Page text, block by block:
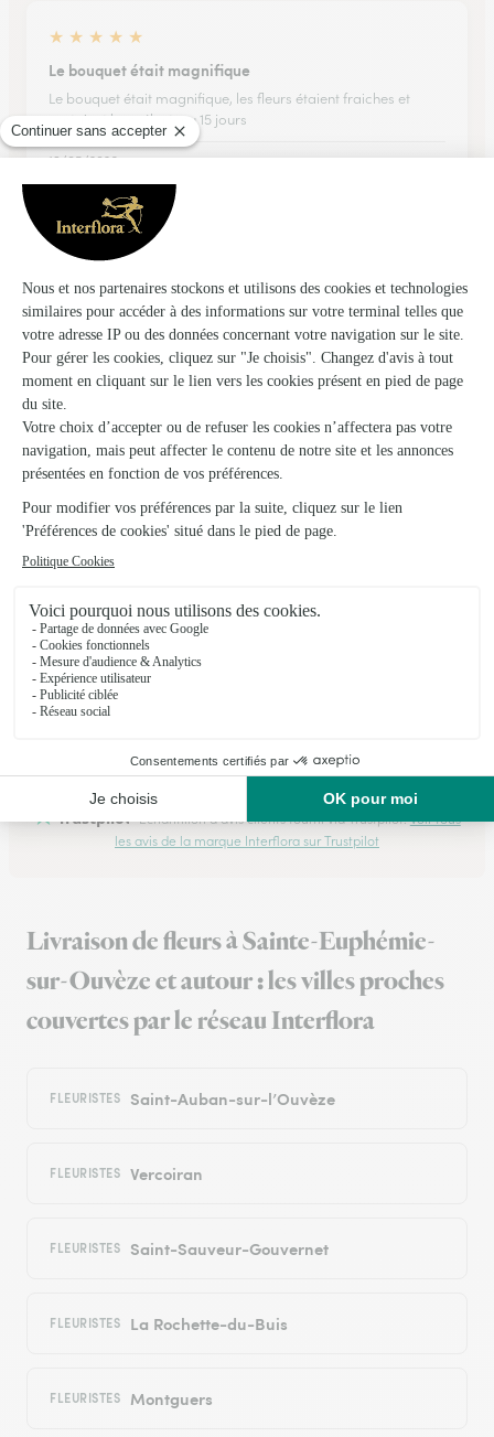
★ ★ ★ ★ ★
Le bouquet était magnifique
Le bouquet était magnifique, les fleurs étaient fraiches et
sentaient bons.Il a tenu 15 jours
19/05/2026
★
★
Très satisfaite de ma commande Très beau bouquet de fleurs
accompagné de sa bouteille de champagne Belle
présentation
06/01/2026
★ ★ ★ ★ ★
Très bien passé
Très bien passé
14/02/2026
★ ★ ★ ★ ★
C'est clair
C'est clair, net et précis !
Trustpilot Échantillon d'avis clients fourni via Trustpilot.Voir tous
les avis de la marque Interflora sur Trustpilot
Livraison de fleurs à Sainte-Euphémie-
sur-Ouvèze et autour : les villes proches
couvertes par le réseau Interflora
FLEURISTES Saint-Auban-sur-l’Ouvèze
FLEURISTES Vercoiran
FLEURISTES Saint-Sauveur-Gouvernet
FLEURISTES La Rochette-du-Buis
FLEURISTES Montguers